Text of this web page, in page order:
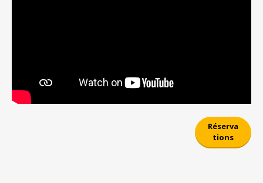
Réserva
tions